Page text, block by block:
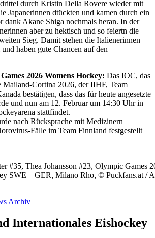
durch Kristin Della Rovere wieder mit
Japanerinnen dtückten und kamen durch ein
dank Akane Shiga nochmals heran. In der
aber zu hektisch und so feiertn die
Sieg. Damit stehen die Italienerinnen
haben gute Chancen auf den
2026 Womens Hockey: Das IOC, das
Mailand-Cortina 2026, der IIHF, Team
bestätigen, dass das für heute angesetzte
und nun am 12. Februar um 14:30 Uhr in
stattfindet.
nach Rücksprache mit Medizinern
Fälle im Team Finnland festgestellt
#35, Thea Johansson #23, Olympic Games
SWE – GER, Milano Rho, © Puckfans.at /
Archiv
Internationales Eishockey